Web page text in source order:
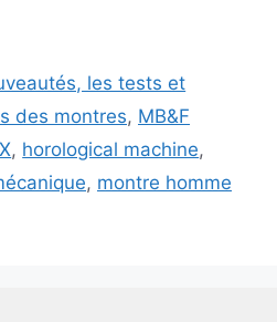
les tests et
des montres, MB&F
, horological machine,
, montre homme